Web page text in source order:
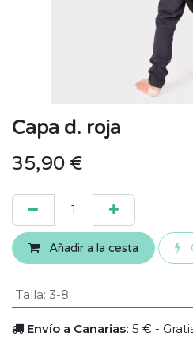
Capa d. roja
35,90 €
Añadir a la cesta
Talla: 3-8
Envío a Canarias: 5 € -